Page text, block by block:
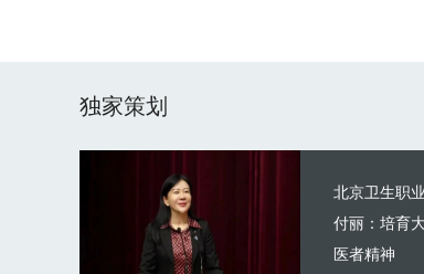
独家策划
北京卫生职
付丽：培育
医者精神